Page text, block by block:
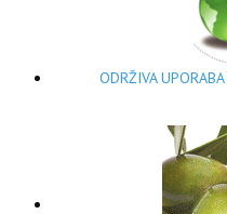
ODRŽIVA